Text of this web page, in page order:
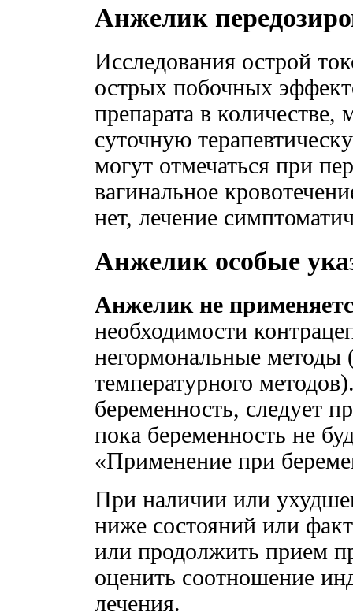
Анжелик
Исследования острой
острых побочных
препарата в
суточную
могут отмечаться при
вагинальное
нет, лечение
Анжелик особые
Анжелик не
необходимости
негормональные методы
температурного
беременность, следует
пока беременность не
«Применение при
При наличии или
ниже состояний или
или продолжить прием
оценить соотношение
лечения.